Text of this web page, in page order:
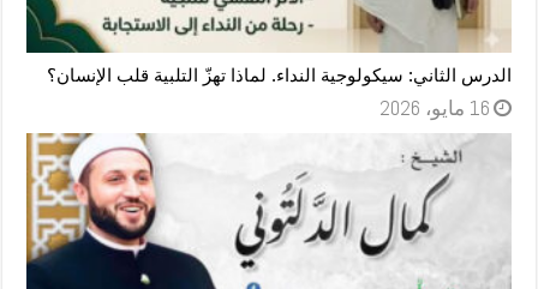
الدرس الثاني: سيكولوجية النداء. لماذا تهزّ التلبية قلب الإنسان؟
16 مايو، 2026